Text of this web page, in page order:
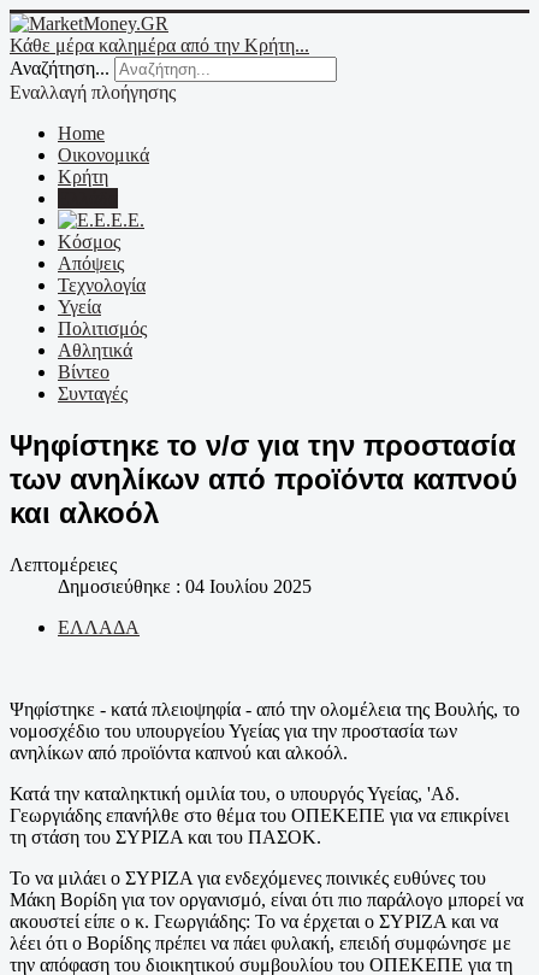
Κάθε μέρα καλημέρα από την Κρήτη...
Αναζήτηση...
Εναλλαγή πλοήγησης
Home
Οικονομικά
Κρήτη
Ε.Ε.
Κόσμος
Απόψεις
Τεχνολογία
Υγεία
Πολιτισμός
Αθλητικά
Βίντεο
Συνταγές
Ψηφίστηκε το ν/σ για την προστασία
των ανηλίκων από προϊόντα καπνού
και αλκοόλ
Λεπτομέρειες
Δημοσιεύθηκε : 04 Ιουλίου 2025
ΕΛΛΑΔΑ
Ψηφίστηκε - κατά πλειοψηφία - από την ολομέλεια της Βουλής, το
νομοσχέδιο του υπουργείου Υγείας για την προστασία των
ανηλίκων από προϊόντα καπνού και αλκοόλ.
Κατά την καταληκτική ομιλία του, ο υπουργός Υγείας, 'Αδ.
Γεωργιάδης επανήλθε στο θέμα του ΟΠΕΚΕΠΕ για να επικρίνει
τη στάση του ΣΥΡΙΖΑ και του ΠΑΣΟΚ.
Το να μιλάει ο ΣΥΡΙΖΑ για ενδεχόμενες ποινικές ευθύνες του
Μάκη Βορίδη για τον οργανισμό, είναι ότι πιο παράλογο μπορεί να
ακουστεί είπε ο κ. Γεωργιάδης: Το να έρχεται ο ΣΥΡΙΖΑ και να
λέει ότι ο Βορίδης πρέπει να πάει φυλακή, επειδή συμφώνησε με
την απόφαση του διοικητικού συμβουλίου του ΟΠΕΚΕΠΕ για τη